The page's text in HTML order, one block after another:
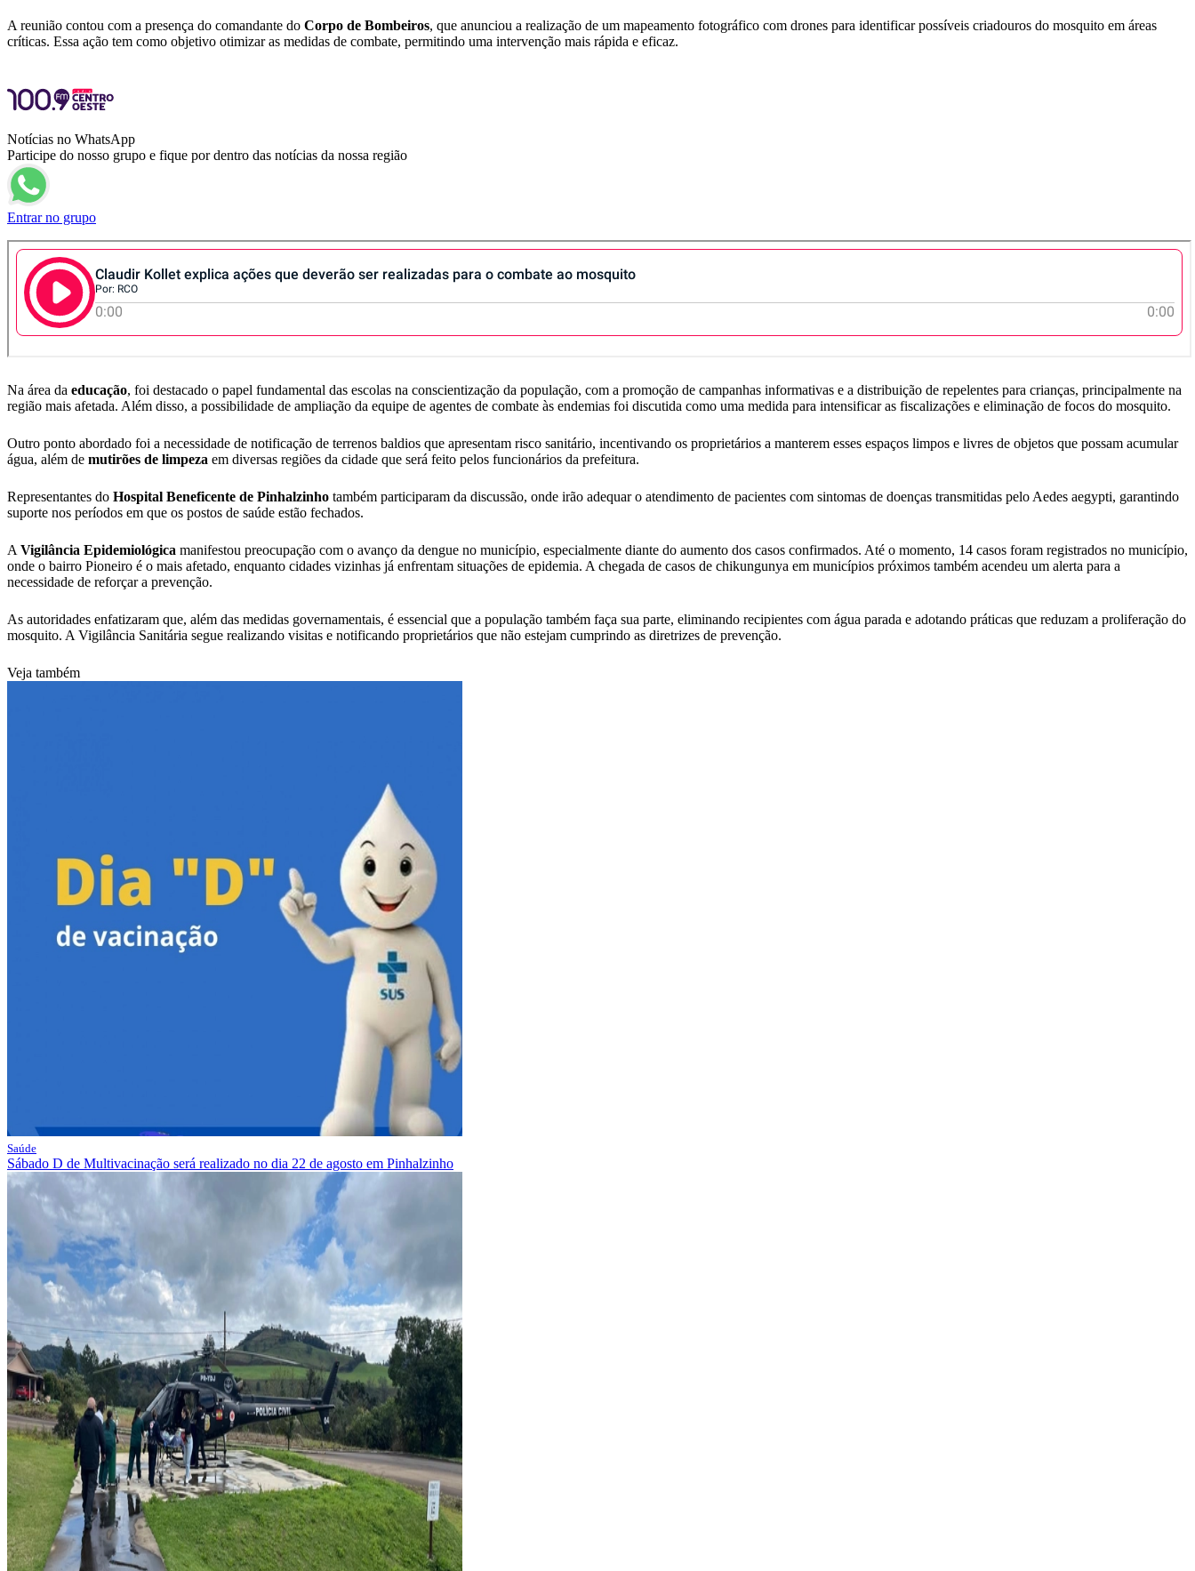
A reunião contou com a presença do comandante do Corpo de Bombeiros, que anunciou a realização de um mapeamento fotográfico com drones para identificar possíveis criadouros do mosquito em áreas
críticas. Essa ação tem como objetivo otimizar as medidas de combate, permitindo uma intervenção mais rápida e eficaz.
Notícias no WhatsApp
Participe do nosso grupo e fique por dentro das notícias da nossa região
Entrar no grupo
Na área da educação, foi destacado o papel fundamental das escolas na conscientização da população, com a promoção de campanhas informativas e a distribuição de repelentes para crianças, principalmente na
região mais afetada. Além disso, a possibilidade de ampliação da equipe de agentes de combate às endemias foi discutida como uma medida para intensificar as fiscalizações e eliminação de focos do mosquito.
Outro ponto abordado foi a necessidade de notificação de terrenos baldios que apresentam risco sanitário, incentivando os proprietários a manterem esses espaços limpos e livres de objetos que possam acumular
água, além de mutirões de limpeza em diversas regiões da cidade que será feito pelos funcionários da prefeitura.
Representantes do Hospital Beneficente de Pinhalzinho também participaram da discussão, onde irão adequar o atendimento de pacientes com sintomas de doenças transmitidas pelo Aedes aegypti, garantindo
suporte nos períodos em que os postos de saúde estão fechados.
A Vigilância Epidemiológica manifestou preocupação com o avanço da dengue no município, especialmente diante do aumento dos casos confirmados. Até o momento, 14 casos foram registrados no município,
onde o bairro Pioneiro é o mais afetado, enquanto cidades vizinhas já enfrentam situações de epidemia. A chegada de casos de chikungunya em municípios próximos também acendeu um alerta para a
necessidade de reforçar a prevenção.
As autoridades enfatizaram que, além das medidas governamentais, é essencial que a população também faça sua parte, eliminando recipientes com água parada e adotando práticas que reduzam a proliferação do
mosquito. A Vigilância Sanitária segue realizando visitas e notificando proprietários que não estejam cumprindo as diretrizes de prevenção.
Veja também
Saúde
Sábado D de Multivacinação será realizado no dia 22 de agosto em Pinhalzinho